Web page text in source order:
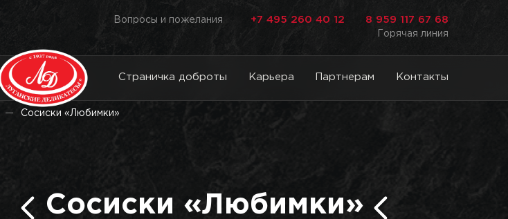
Вопросы и пожелания +7 495 260 40 12 8 959 117 67 68
Горячая линия
Страничка доброты Карьера Партнерам Контакты
Сосиски «Любимки»
Сосиски «Любимки»